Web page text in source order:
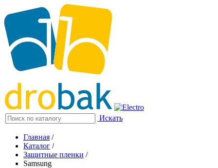
Искать
Главная /
Каталог /
Защитные пленки /
Samsung